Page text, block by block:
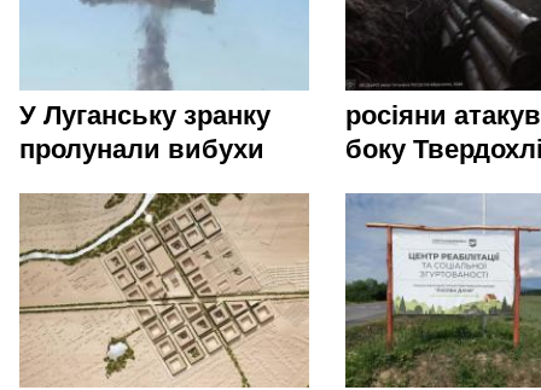
У Луганську зранку
пролунали вибухи
росіяни
боку